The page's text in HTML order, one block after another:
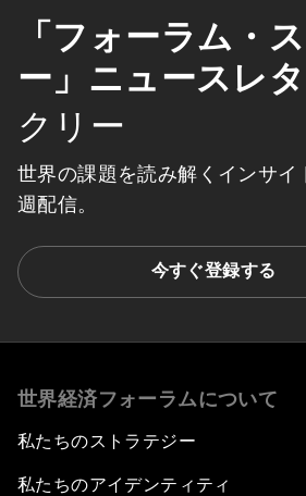
「フォーラム・
ー」ニュースレ
クリー
世界の課題を読み解くインサイ
週配信。
今すぐ登録する
世界経済フォーラムについて
私たちのストラテジー
私たちのアイデンティティ